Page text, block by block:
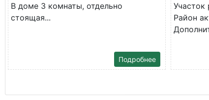
В доме 3 комнаты, отдельно
стоящая...
Подробнее
Участок
Район